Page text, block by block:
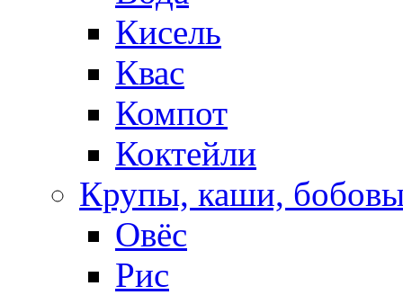
Кисель
Квас
Компот
Коктейли
Крупы, каши,
Овёс
Рис